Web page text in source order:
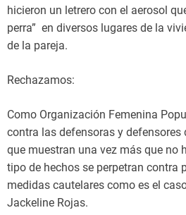
hicieron un letrero con el aerosol
perra” en diversos lugares de la
de la pareja.
Rechazamos:
Como Organización Femenina
contra las defensoras y defensores
que muestran una vez más que no
tipo de hechos se perpetran contra
medidas cautelares como es el
Jackeline Rojas.